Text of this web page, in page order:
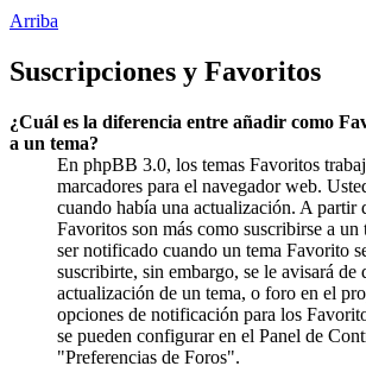
Arriba
Suscripciones y Favoritos
¿Cuál es la diferencia entre añadir como
a un tema?
En phpBB 3.0, los temas Favoritos
marcadores para el navegador web.
cuando había una actualización. A partir
Favoritos son más como suscribirse a un
ser notificado cuando un tema Favorito
suscribirte, sin embargo, se le avisará de
actualización de un tema, o foro en el
opciones de notificación para los
se pueden configurar en el Panel de
"Preferencias de Foros".